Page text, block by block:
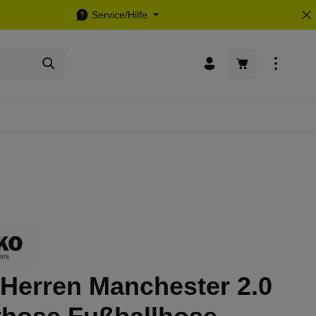
Service/Hilfe
Warenkorb
Manchester 2.0